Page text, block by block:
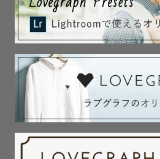
気軽にずほさん、ずほちゃん、ず
🌿特典①
＊衣裳屋さん/ヘアメイク/フロー
田/宮城)
＊七五三シーズン限定七五三用和
＊和装撮影用の番傘（赤白）/毛氈